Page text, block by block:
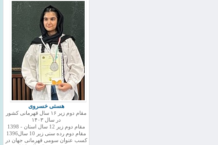
هستی خسروی
مقام دوم زیر ۱۶ سال قهرمانی کشور
در سال ۱۴۰۳
مقام دوم زیر 12 سال استان - 1398
مقام دوم رده سنی زیر 10 سال1396
کسب عنوان سومی قهرمانی جهان در